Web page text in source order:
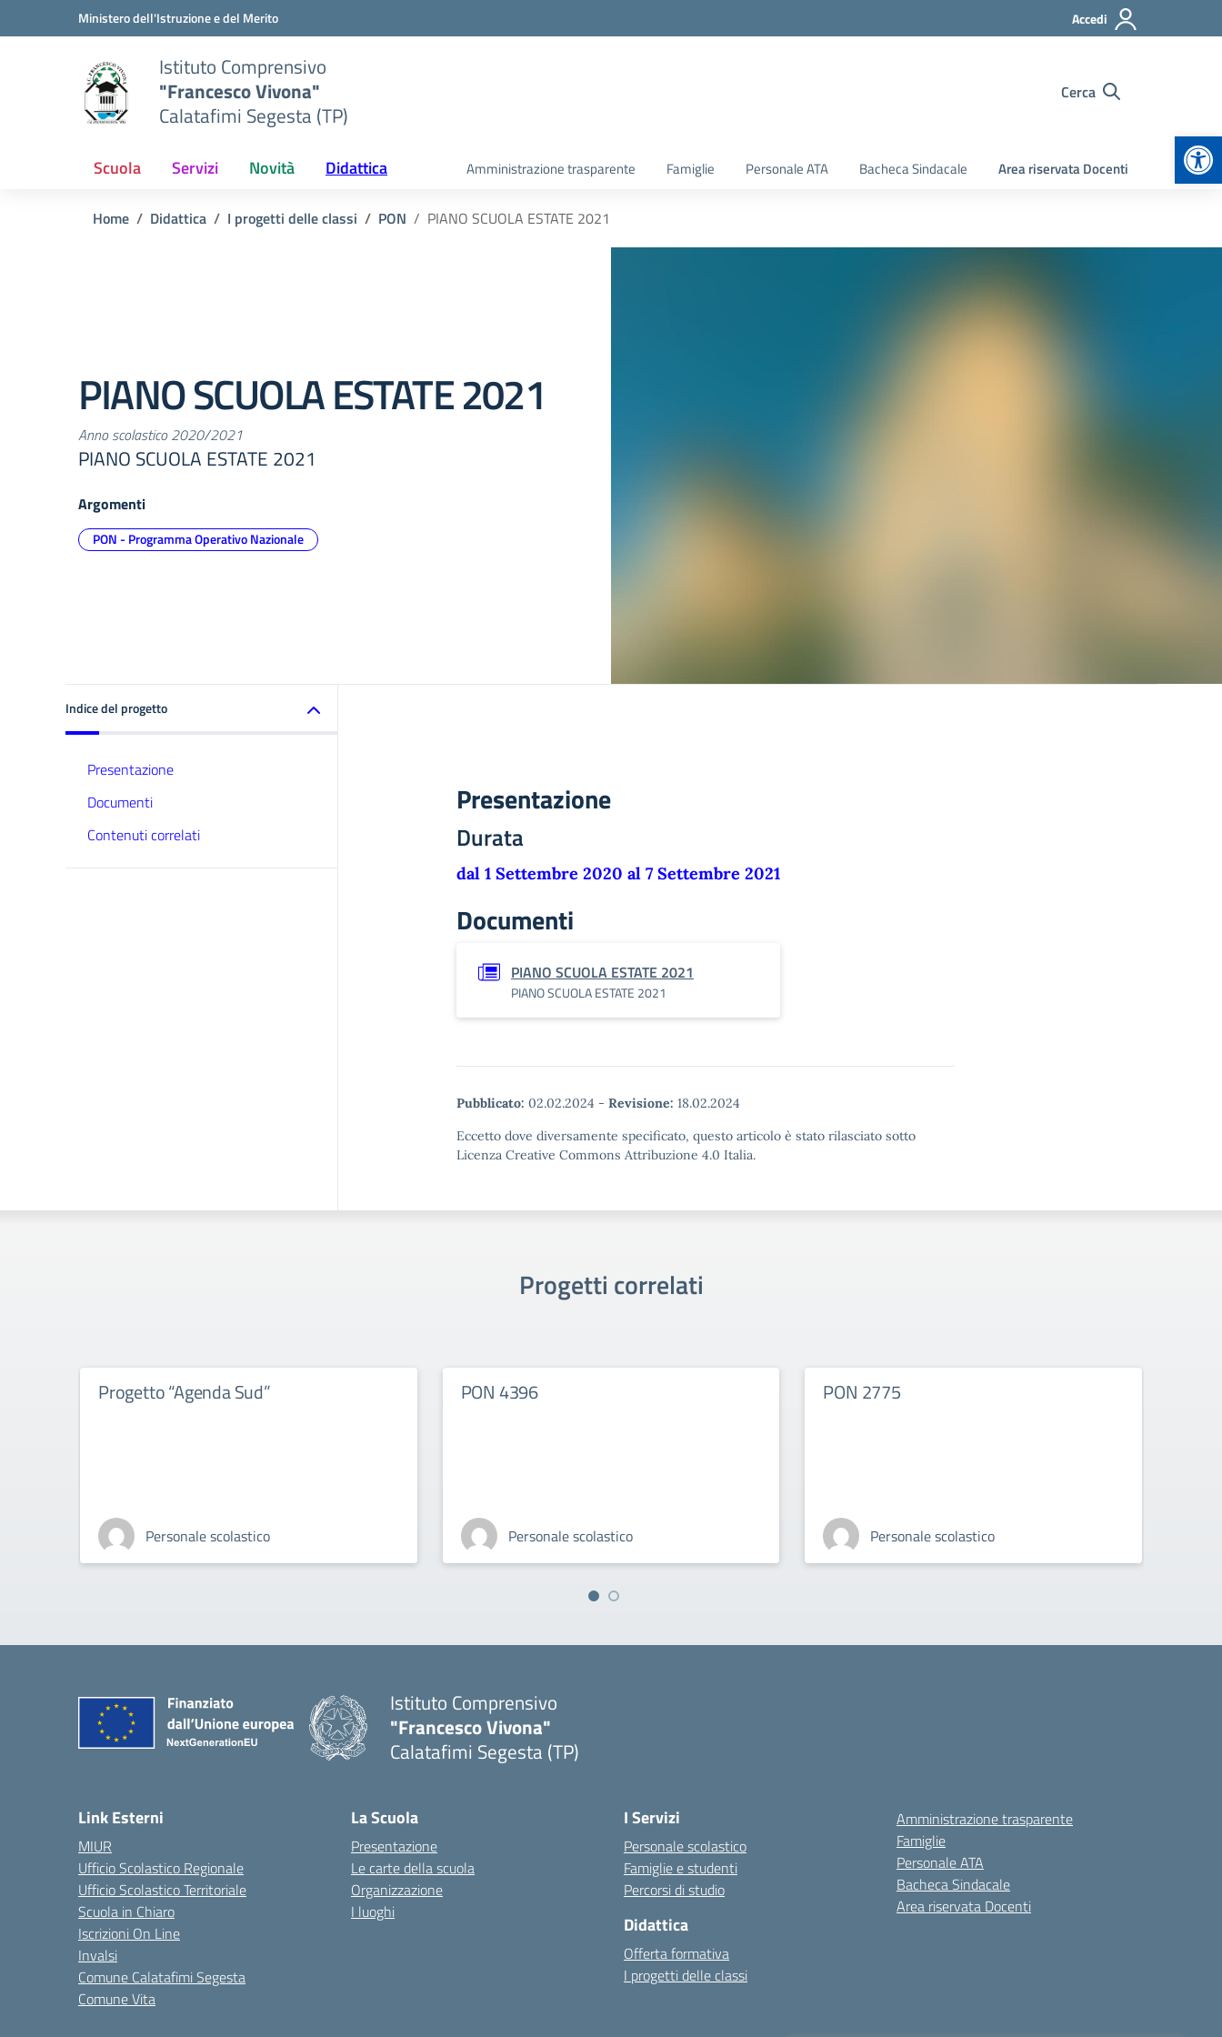
Vai ai contenuti
Vai al menu di navigazioneMinistero dell'Istruzione e del Merito Accedi
Istituto Comprensivo
"Francesco Vivona"
Calatafimi Segesta (TP)
Cerca
Scuola Servizi Novità Didattica Amministrazione trasparente Famiglie Personale ATA Bacheca Sindacale Area riservata Docenti
Home Didattica I progetti delle classi PON PIANO SCUOLA ESTATE 2021
PIANO SCUOLA ESTATE 2021
Anno scolastico 2020/2021
PIANO SCUOLA ESTATE 2021
Argomenti
PON - Programma Operativo Nazionale
Indice del progetto
Presentazione
Documenti
Contenuti correlati
Presentazione
Durata
dal 1 Settembre 2020 al 7 Settembre 2021
Documenti
PIANO SCUOLA ESTATE 2021
PIANO SCUOLA ESTATE 2021
Pubblicato: 02.02.2024 - Revisione: 18.02.2024
Eccetto dove diversamente specificato, questo articolo è stato rilasciato sotto
Licenza Creative Commons Attribuzione 4.0 Italia.
Progetti correlati
Progetto “Agenda Sud”
Personale scolastico
PON 4396
Personale scolastico
PON 2775
Personale scolastico
Istituto Comprensivo
"Francesco Vivona"
Calatafimi Segesta (TP)
Link Esterni
MIUR
Ufficio Scolastico Regionale
Ufficio Scolastico Territoriale
Scuola in Chiaro
Iscrizioni On Line
Invalsi
Comune Calatafimi Segesta
Comune Vita
La Scuola
Presentazione
Le carte della scuola
Organizzazione
I luoghi
I Servizi
Personale scolastico
Famiglie e studenti
Percorsi di studio
Didattica
Offerta formativa
I progetti delle classi
Amministrazione trasparente
Famiglie
Personale ATA
Bacheca Sindacale
Area riservata Docenti